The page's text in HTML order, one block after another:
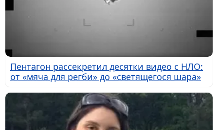
Пентагон рассекретил десятки видео с НЛО:
от «мяча для регби» до «светящегося шара»